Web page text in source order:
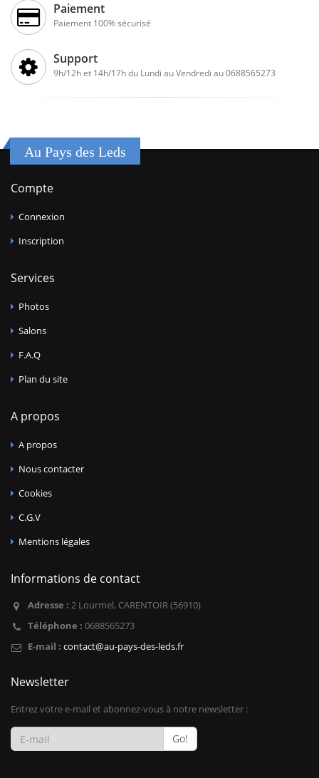
Paiement
Paiement 100% sécurisé
Support
9h/12h et 14h/17h du Lundi au Vendredi au 0688565273
Au Pays des Leds
Compte
Connexion
Inscription
Services
Photos
Salons
F.A.Q
Plan du site
A propos
A propos
Nous contacter
Cookies
C.G.V
Mentions légales
Informations de contact
Adresse : 2 Lourmel, CARENTOIR (56910)
Téléphone : 0688565273
E-mail : contact@au-pays-des-leds.fr
Newsletter
Entrez votre e-mail et abonnez-vous à notre newsletter :
Go!